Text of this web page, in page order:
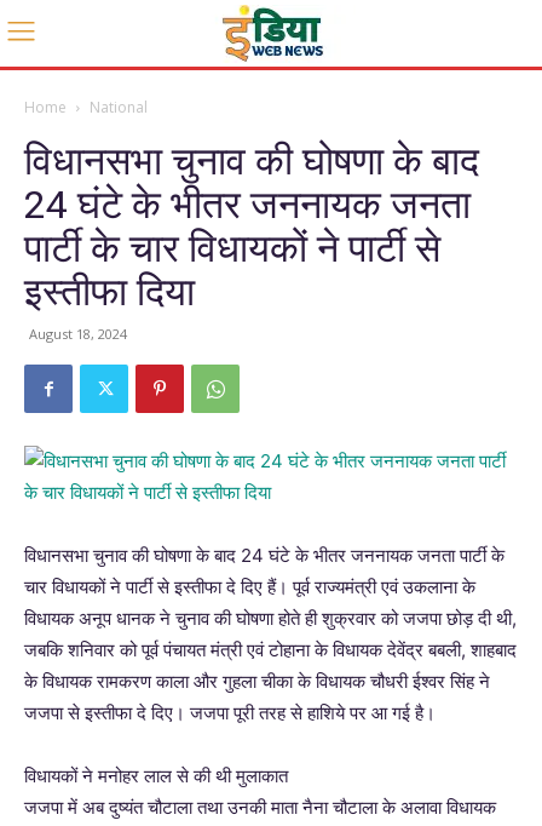
Home National
विधानसभा चुनाव की घोषणा के बाद
24 घंटे के भीतर जननायक जनता
पार्टी के चार विधायकों ने पार्टी से
इस्तीफा दिया
August 18, 2024
विधानसभा चुनाव की घोषणा के बाद 24 घंटे के भीतर जननायक जनता पार्टी के
चार विधायकों ने पार्टी से इस्तीफा दे दिए हैं। पूर्व राज्यमंत्री एवं उकलाना के
विधायक अनूप धानक ने चुनाव की घोषणा होते ही शुक्रवार को जजपा छोड़ दी थी,
जबकि शनिवार को पूर्व पंचायत मंत्री एवं टोहाना के विधायक देवेंद्र बबली, शाहबाद
के विधायक रामकरण काला और गुहला चीका के विधायक चौधरी ईश्वर सिंह ने
जजपा से इस्तीफा दे दिए। जजपा पूरी तरह से हाशिये पर आ गई है।
विधायकों ने मनोहर लाल से की थी मुलाकात
जजपा में अब दुष्यंत चौटाला तथा उनकी माता नैना चौटाला के अलावा विधायक